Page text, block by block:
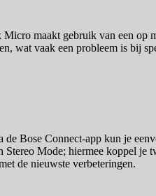
maakt gebruik van een op
wat vaak een probleem is bij
Bose Connect-app kun je
Mode; hiermee koppel
de nieuwste verbeteringen.